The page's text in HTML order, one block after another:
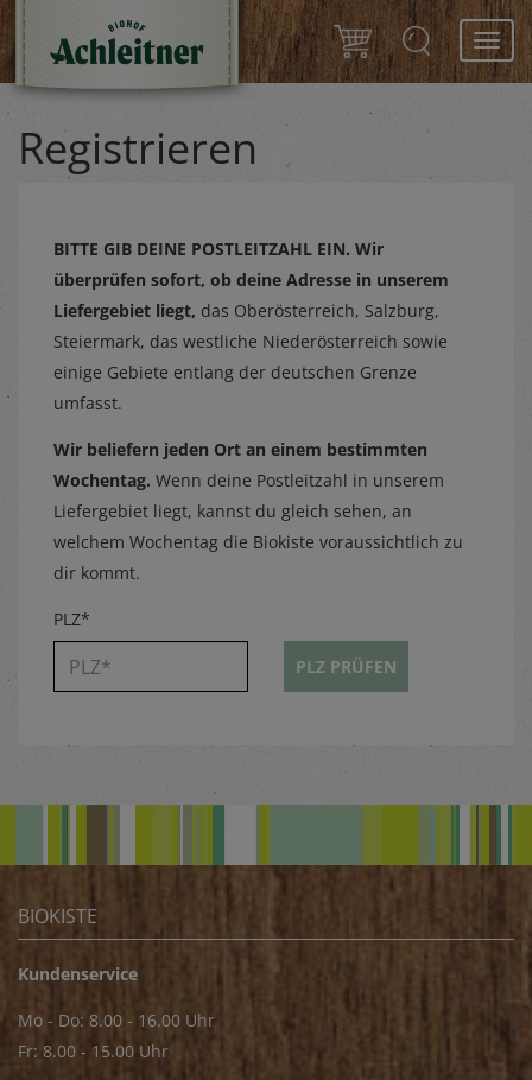
Registrieren
BITTE GIB DEINE POSTLEITZAHL EIN. Wir
überprüfen sofort, ob deine Adresse in unserem
Liefergebiet liegt, das Oberösterreich, Salzburg,
Steiermark, das westliche Niederösterreich sowie
einige Gebiete entlang der deutschen Grenze
umfasst.
Wir beliefern jeden Ort an einem bestimmten
Wochentag. Wenn deine Postleitzahl in unserem
Liefergebiet liegt, kannst du gleich sehen, an
welchem Wochentag die Biokiste voraussichtlich zu
dir kommt.
PLZ*
PLZ PRÜFEN
BIOKISTE
Kundenservice
Mo - Do: 8.00 - 16.00 Uhr
Fr: 8.00 - 15.00 Uhr